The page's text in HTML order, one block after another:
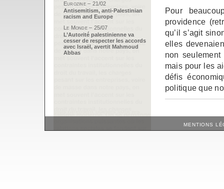
Pour
providence
qu’il s’agit
elles
non
mais pour les
défis
politique que
Eurozine – 21/02
Antisemitism, anti-Palestinian
racism and Europe
Le Monde – 25/07
L’Autorité palestinienne va
cesser de respecter les accords
avec Israël, avertit Mahmoud
Abbas
MENTIONS